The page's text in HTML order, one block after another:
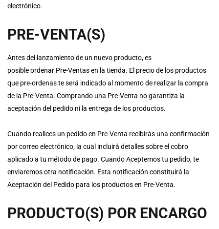
electrónico.
PRE-VENTA(S)
Antes del lanzamiento de un nuevo producto, es
posible ordenar Pre-Ventas en la tienda. El precio de los productos
que pre-ordenas te será indicado al momento de realizar la compra
de la Pre-Venta. Comprando una Pre-Venta no garantiza la
aceptación del pedido ni la entrega de los productos.
Cuando realices un pedido en Pre-Venta recibirás una confirmación
por correo electrónico, la cual incluirá detalles sobre el cobro
aplicado a tu método de pago. Cuando Aceptemos tu pedido, te
enviaremos otra notificación. Esta notificación constituirá la
Aceptación del Pedido para los productos en Pre-Venta.
PRODUCTO(S) POR ENCARGO